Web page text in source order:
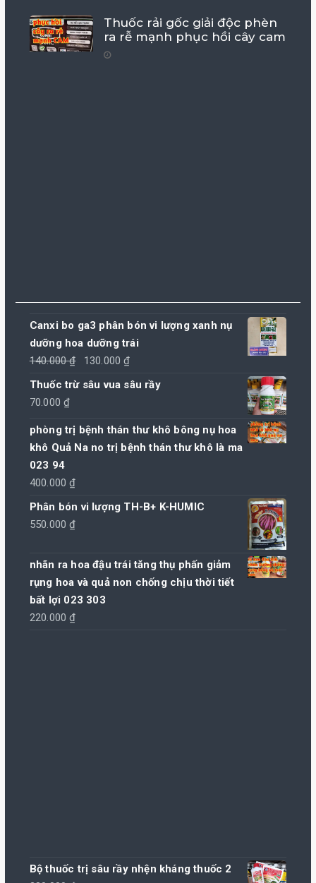
Thuốc rải gốc giải độc phèn
ra rễ mạnh phục hồi cây cam
Canxi bo ga3 phân bón vi lượng xanh nụ
dưỡng hoa dưỡng trái
140.000₫
Giá
gốc
130.000₫
hiện
130.000 ₫.
Thuốc trừ sâu vua sâu rầy
70.000₫
phòng trị bệnh thán thư khô bông nụ hoa
khô Quả Na no trị bệnh thán thư khô là ma
023 94
400.000₫
Phân bón vi lượng TH-B+ K-HUMIC
550.000₫
nhãn ra hoa đậu trái tăng thụ phấn giảm
rụng hoa và quả non chống chịu thời tiết
bất lợi 023 303
220.000₫
Bộ thuốc trị sâu rầy nhện kháng thuốc 2